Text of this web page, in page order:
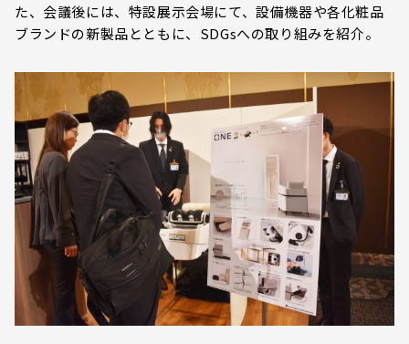
た、会議後には、特設展示会場にて、設備機器や各化粧品
ブランドの新製品とともに、SDGsへの取り組みを紹介。